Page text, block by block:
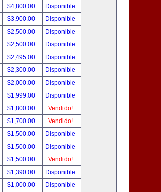
$4,800.00
Disponible
$3,900.00
Disponible
$2,500.00
Disponible
$2,500.00
Disponible
$2,495.00
Disponible
$2,300.00
Disponible
$2,000.00
Disponible
$1,999.00
Disponible
$1,800.00
Vendido!
$1,700.00
Vendido!
$1,500.00
Disponible
$1,500.00
Disponible
$1,500.00
Vendido!
$1,390.00
Disponible
$1,000.00
Disponible